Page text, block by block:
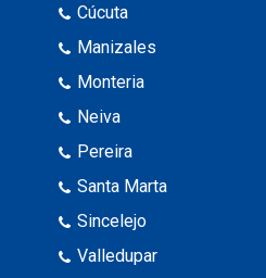
Cúcuta
Manizales
Monteria
Neiva
Pereira
Santa Marta
Sincelejo
Valledupar